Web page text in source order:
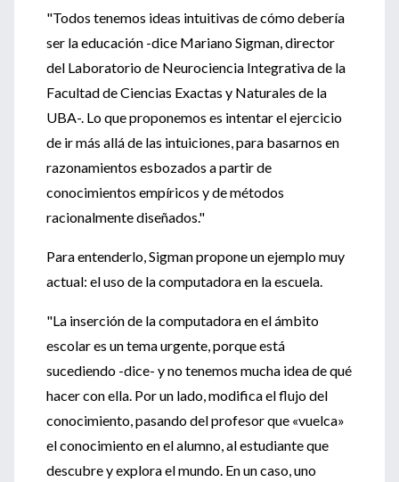
"Todos tenemos ideas intuitivas de cómo debería
ser la educación -dice Mariano Sigman, director
del Laboratorio de Neurociencia Integrativa de la
Facultad de Ciencias Exactas y Naturales de la
UBA-. Lo que proponemos es intentar el ejercicio
de ir más allá de las intuiciones, para basarnos en
razonamientos esbozados a partir de
conocimientos empíricos y de métodos
racionalmente diseñados."
Para entenderlo, Sigman propone un ejemplo muy
actual: el uso de la computadora en la escuela.
"La inserción de la computadora en el ámbito
escolar es un tema urgente, porque está
sucediendo -dice- y no tenemos mucha idea de qué
hacer con ella. Por un lado, modifica el flujo del
conocimiento, pasando del profesor que «vuelca»
el conocimiento en el alumno, al estudiante que
descubre y explora el mundo. En un caso, uno